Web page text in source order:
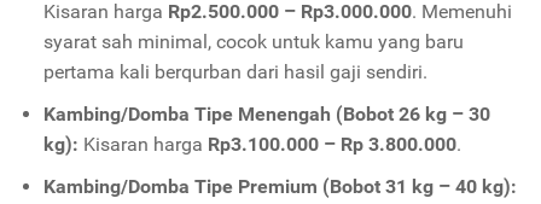
Kisaran harga Rp2.500.000 – Rp3.000.000. Memenuhi
syarat sah minimal, cocok untuk kamu yang baru
pertama kali berqurban dari hasil gaji sendiri.
Kambing/Domba Tipe Menengah (Bobot 26 kg – 30
kg): Kisaran harga Rp3.100.000 – Rp 3.800.000.
Kambing/Domba Tipe Premium (Bobot 31 kg – 40 kg):